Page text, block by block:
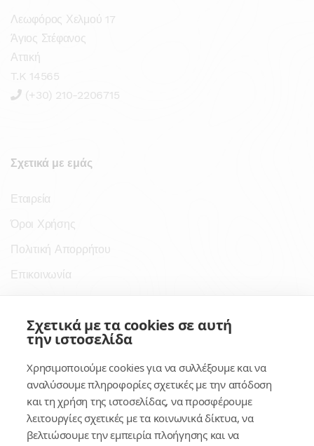
Λεωφόρος Χελμού 17
Άγιος Στέφανος
Αττική
T.K 14565
(+30) 210-2206715
Σχετικά με εμάς
Εταιρεία
Όροι Χρήσης
Πολιτική Απορρήτου
Επικοινωνία
Σύνδεσμοι
Κέντρο Γνώσης
Πλατφόρμα
Εγγραφή
Σχετικά με τα cookies σε αυτή
την ιστοσελίδα
Χρησιμοποιούμε cookies για να συλλέξουμε και να
αναλύσουμε πληροφορίες σχετικές με την απόδοση
και τη χρήση της ιστοσελίδας, να προσφέρουμε
λειτουργίες σχετικές με τα κοινωνικά δίκτυα, να
βελτιώσουμε την εμπειρία πλοήγησης και να